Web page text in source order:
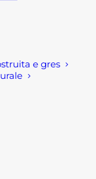
e gres
dalla
è sia la
ad
deve
stesso
a